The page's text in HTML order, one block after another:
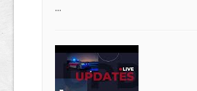
...